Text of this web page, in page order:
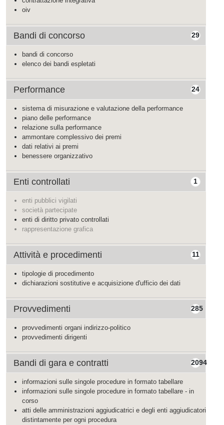
oiv
29
Bandi di concorso
bandi di concorso
elenco dei bandi espletati
24
Performance
sistema di misurazione e valutazione della performance
piano delle performance
relazione sulla performance
ammontare complessivo dei premi
dati relativi ai premi
benessere organizzativo
1
Enti controllati
enti pubblici vigilati
società partecipate
enti di diritto privato controllati
rappresentazione grafica
11
Attività e procedimenti
tipologie di procedimento
dichiarazioni sostitutive e acquisizione d'ufficio dei dati
285
Provvedimenti
provvedimenti organi indirizzo-politico
provvedimenti dirigenti
2094
Bandi di gara e contratti
informazioni sulle singole procedure in formato tabellare
informazioni sulle singole procedure in formato tabellare - in
corso
atti delle amministrazioni aggiudicatrici e degli enti aggiudicatori
distintamente per ogni procedura